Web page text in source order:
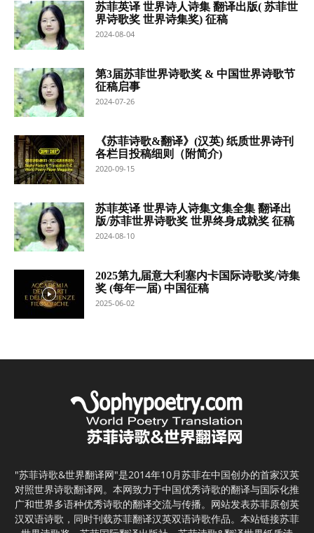
苏菲英译 世界诗人诗集 翻译出版( 苏菲世
界诗歌奖 世界诗集奖) 征稿
2024-08-04
第3届苏菲世界诗歌奖 & 中国世界诗歌节
征稿启事
2024-07-26
《苏菲诗歌&翻译》(汉英) 纸质世界诗刊
各栏目投稿细则（附简介)
2020-09-15
苏菲英译 世界诗人诗集文集全集 翻译出
版/苏菲世界诗歌奖 世界终身成就奖 征稿
2024-08-10
2025第九届意大利塞内卡国际诗歌奖/诗集
奖 (每年一届) 中国征稿
2025-06-02
"苏菲诗歌&世界翻译网"是2014年10月苏菲在中国创办的首家汉英
对照世界诗歌翻译网。本网致力于中国优秀诗歌的翻译与国际化推
广和世界多语种优秀诗歌的翻译交流与传播。网站发表苏菲原创英
汉双语诗歌，同时刊载苏菲翻译汉英双语诗歌作品。本站链接苏菲